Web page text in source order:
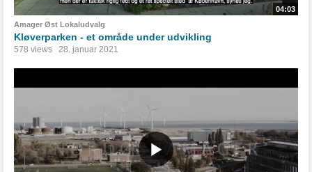
04:03
Amager Øst Lokaludvalg
Kløverparken - et område under udvikling
578 views 28. januar 2021